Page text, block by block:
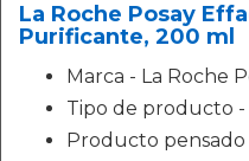
La Roche Posay
Purificante, 200 ml
Marca - La Roche
Tipo de producto -
Producto